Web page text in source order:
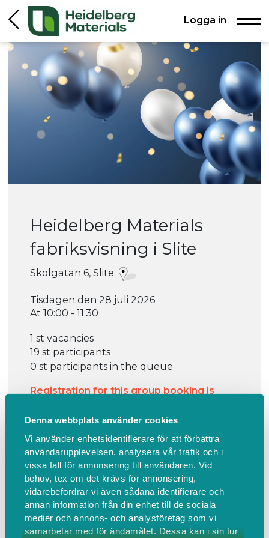
Denna webbplats använder cookies
Vi använder enhetsidentifierare för att förbättra
användarupplevelsen, analysera vår trafik och i
vissa fall för annonsering till användaren. Vid
behov, tex om det krävs för annonsering,
vidarebefordrar vi även sådana identifierare och
annan information från din enhet till de sociala
medier och annons- och analysföretag som vi
samarbetar med för ändamålet. Dessa kan i sin tur
Logga in
Heidelberg Materials
fabriksvisning i Slite
Skolgatan 6, Slite
Tisdagen den 28 juli 2026
At 10:00 - 11:30
1 st vacancies
19 st participants
0 st participants in the queue
Registration for this group booking is
Information Find us